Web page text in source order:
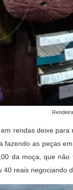
rendas deixe
fazendo as peças
da moça, que
reais negociando